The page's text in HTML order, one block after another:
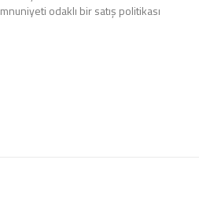
odaklı bir satış politikası